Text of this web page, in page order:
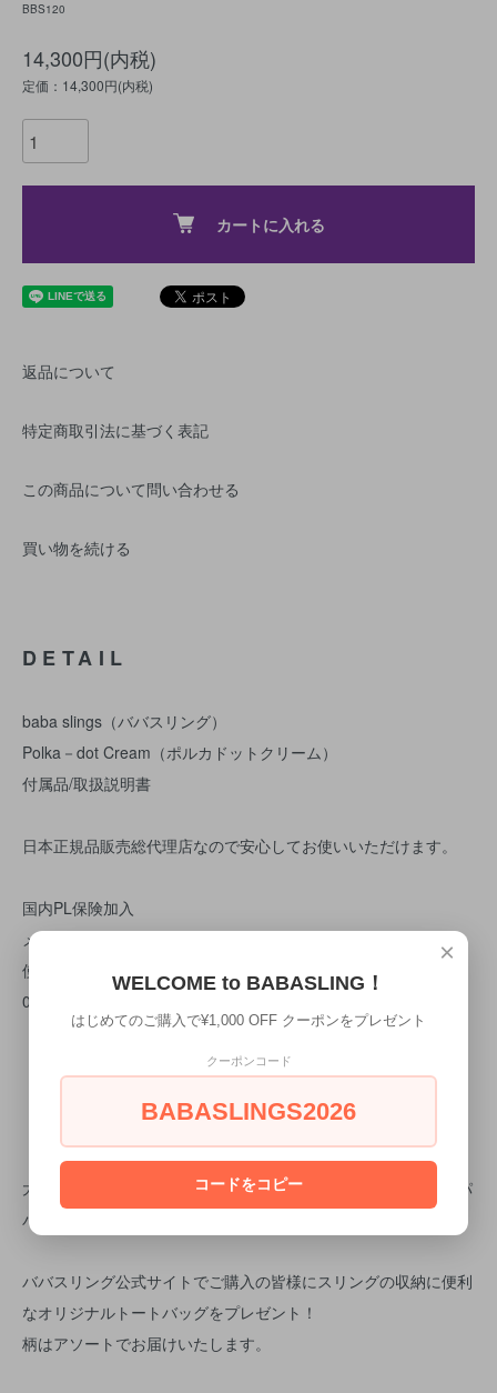
BBS120
14,300円(内税)
定価：14,300円(内税)
カートに入れる
返品について
特定商取引法に基づく表記
この商品について問い合わせる
買い物を続ける
DETAIL
baba slings（ババスリング）
Polka－dot Cream（ポルカドットクリーム）
付属品/取扱説明書
日本正規品販売総代理店なので安心してお使いいただけます。
国内PL保険加入
メーカー保証1年
使用方法サポートサービス（カスタマーセンター TEL
0467867559）
【素材】コットン１００％
大柄の手書き風ドットを甘くなり過ぎない色の組み合わせで、パ
パもオシャレに使えます。
ババスリング公式サイトでご購入の皆様にスリングの収納に便利
なオリジナルトートバッグをプレゼント！
柄はアソートでお届けいたします。
×
WELCOME to BABASLING！
はじめてのご購入で¥1,000 OFF クーポンをプレゼント
クーポンコード
BABASLINGS2026
コードをコピー